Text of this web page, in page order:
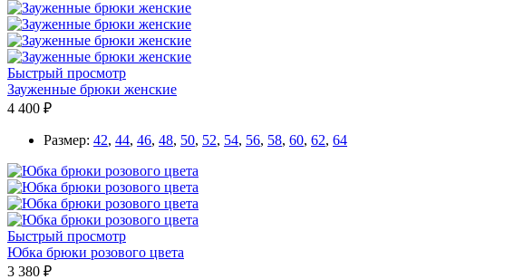
Быстрый просмотр
Зауженные брюки женские
4 400 ₽
Размер: 42, 44, 46, 48, 50, 52, 54, 56, 58, 60, 62, 64
Быстрый просмотр
Юбка брюки розового цвета
3 380 ₽